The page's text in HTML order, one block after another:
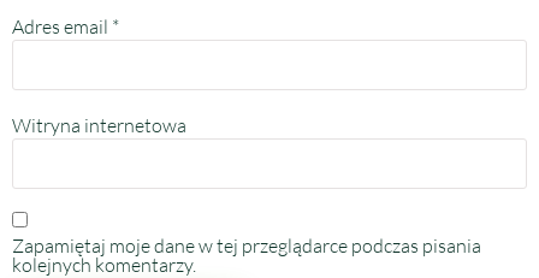
Adres email *
Witryna internetowa
Zapamiętaj moje dane w tej przeglądarce podczas pisania
kolejnych komentarzy.